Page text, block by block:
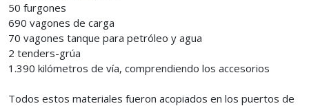
50 furgones
690 vagones de carga
70 vagones tanque para petróleo y agua
2 tenders-grúa
1.390 kilómetros de vía, comprendiendo los accesorios
Todos estos materiales fueron acopiados en los puertos de